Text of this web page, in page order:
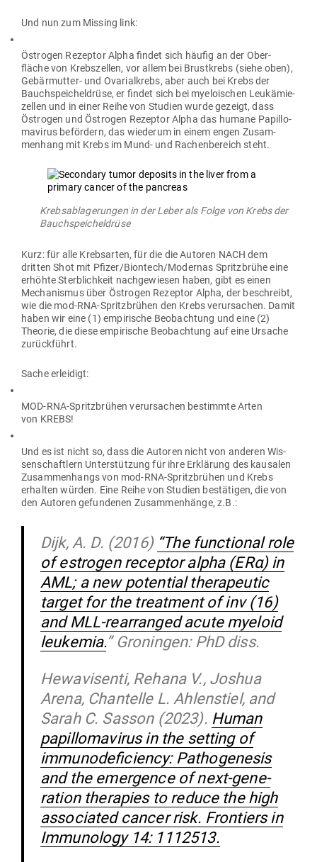
Und nun zum Missing link:
Östrogen Rezeptor Alpha findet sich häufig an der Ober­
fläche von Krebs­zellen, vor allem bei Brust­krebs (siehe oben),
Gebär­mutter- und Ova­ri­al­krebs, aber auch bei Krebs der
Bauch­spei­chel­drüse, er findet sich bei mye­loi­schen Leuk­ämie­
zellen und in einer Reihe von Studien wurde gezeigt, dass
Östrogen und Östrogen Rezeptor Alpha das humane Papil­lo­
ma­virus befördern, das wie­derum in einem engen Zusam­
menhang mit Krebs im Mund- und Rachen­be­reich steht.
Krebs­ab­la­ge­rungen in der Leber als Folge von Krebs der
Bauchspeicheldrüse
Kurz: für alle Krebs­arten, für die die Autoren NACH dem
dritten Shot mit Pfizer/Biontech/Modernas Spritz­brühe eine
erhöhte Sterb­lichkeit nach­ge­wiesen haben, gibt es einen
Mecha­nismus über Östrogen Rezeptor Alpha, der beschreibt,
wie die mod-RNA-Spritz­brühen den Krebs ver­ur­sachen. Damit
haben wir eine (1) empi­rische Beob­achtung und eine (2)
Theorie, die diese empi­rische Beob­achtung auf eine Ursache
zurückführt.
Sache erleidigt:
MOD-RNA-Spritz­brühen ver­ur­sachen bestimmte Arten
von KREBS!
Und es ist nicht so, dass die Autoren nicht von anderen Wis­
sen­schaftlern Unter­stützung für ihre Erklärung des kau­salen
Zusam­men­hangs von mod-RNA-Spritz­brühen und Krebs
erhalten würden. Eine Reihe von Studien bestä­tigen, die von
den Autoren gefun­denen Zusam­men­hänge, z.B.:
Dijk, A. D. (2016) “The func­tional role
of estrogen receptor alpha (ERα) in
AML; a new potential the­ra­peutic
target for the tre­atment of inv (16)
and MLL-rear­ranged acute myeloid
leukemia.” Gro­ningen: PhD diss.
Hewa­vi­senti, Rehana V., Joshua
Arena, Chan­telle L. Ahlen­stiel, and
Sarah C. Sasson (2023). Human
papil­lo­ma­virus in the setting of
immu­n­ode­fi­ciency: Patho­ge­nesis
and the emer­gence of next-gene­
ration the­rapies to reduce the high
asso­ciated cancer risk. Fron­tiers in
Immu­nology 14: 1112513.